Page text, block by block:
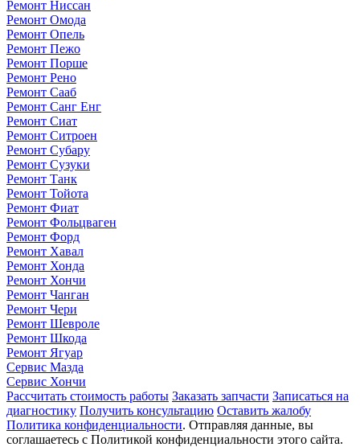
Ремонт Ниссан
Ремонт Омода
Ремонт Опель
Ремонт Пежо
Ремонт Порше
Ремонт Рено
Ремонт Сааб
Ремонт Санг Енг
Ремонт Сиат
Ремонт Ситроен
Ремонт Субару
Ремонт Сузуки
Ремонт Танк
Ремонт Тойота
Ремонт Фиат
Ремонт Фольцваген
Ремонт Форд
Ремонт Хавал
Ремонт Хонда
Ремонт Хончи
Ремонт Чанган
Ремонт Чери
Ремонт Шевроле
Ремонт Шкода
Ремонт Ягуар
Сервис Мазда
Сервис Хончи
Рассчитать стоимость работы Заказать запчасти Записаться на
диагностику Получить консультацию Оставить жалобу
Политика конфиденциальности. Отправляя данные, вы
соглашаетесь с Политикой конфиденциальности этого сайта.